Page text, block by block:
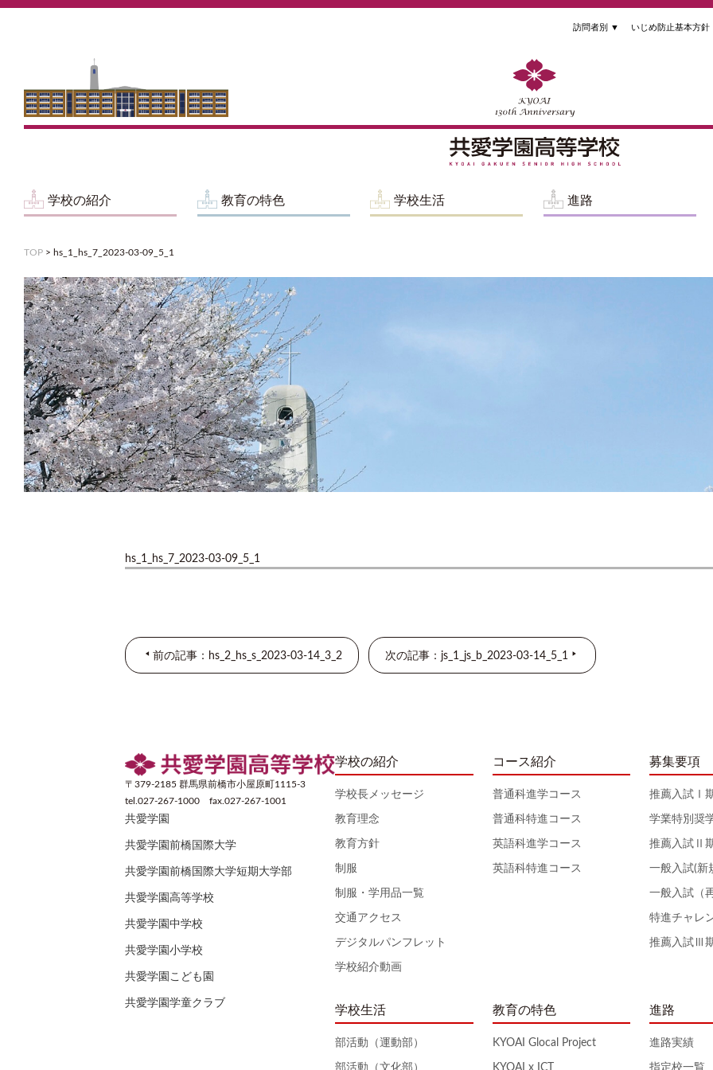
訪問者別 ▼ いじめ防止基本方針
学校の紹介 教育の特色 学校生活 進路
TOP > hs_1_hs_7_2023-03-09_5_1
hs_1_hs_7_2023-03-09_5_1
前の記事：hs_2_hs_s_2023-03-14_3_2 次の記事：js_1_js_b_2023-03-14_5_1
〒379-2185 群馬県前橋市小屋原町1115-3
tel.027-267-1000 fax.027-267-1001
共愛学園
共愛学園前橋国際大学
共愛学園前橋国際大学短期大学部
共愛学園高等学校
共愛学園中学校
共愛学園小学校
共愛学園こども園
共愛学園学童クラブ
学校の紹介
学校長メッセージ
教育理念
教育方針
制服
制服・学用品一覧
交通アクセス
デジタルパンフレット
学校紹介動画
学校生活
部活動（運動部）
部活動（文化部）
コース紹介
普通科進学コース
普通科特進コース
英語科進学コース
英語科特進コース
教育の特色
KYOAI Glocal Project
KYOAI x ICT
募集要項
推薦入試Ⅰ
学業特別奨
推薦入試Ⅱ
一般入試(新
一般入試（
特進チャレ
推薦入試Ⅲ
進路
進路実績
指定校一覧